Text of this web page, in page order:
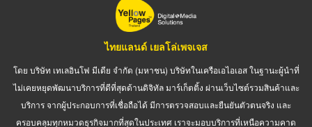
ไทยแลนด์ เยลโล่เพจเจส
โดย บริษัท เทเลอินโฟ มีเดีย จำกัด (มหาชน) บริษัทในเครือเอไอเอส ในฐานะผู้นำที่
ไม่เคยหยุดพัฒนาบริการที่ดีที่สุดด้านดิจิทัล มาร์เก็ตติ้ง ผ่านเว็บไซต์รวมสินค้าและ
บริการ จากผู้ประกอบการที่เชื่อถือได้ มีการตรวจสอบและยืนยันตัวตนจริง และ
ครอบคลุมทุกหมวดธุรกิจมากที่สุดในประเทศ เราจะมอบบริการที่เหนือความคาด